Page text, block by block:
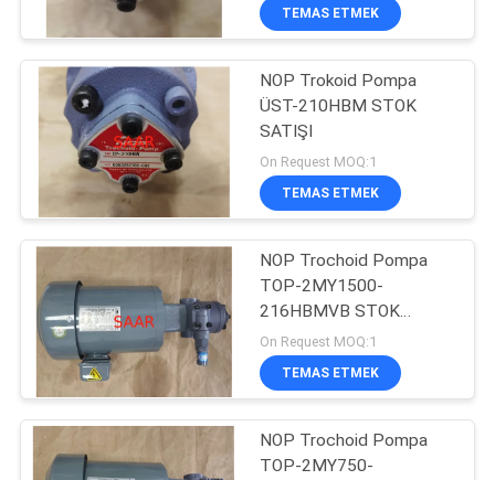
HARITASI
PRIVACY
POLICY
Yuken Hidrolik
Pompa
Yuken Hidrolik Valf
88
146
TEMAS ETMEK
NOP Trokoid Pompa
ÜST-210HBM STOK
SATIŞI
On Request MOQ:1
TEMAS ETMEK
NOP Trochoid Pompa
TOP-2MY1500-
216HBMVB STOK
SATIŞI
On Request MOQ:1
TEMAS ETMEK
NOP Trochoid Pompa
TOP-2MY750-